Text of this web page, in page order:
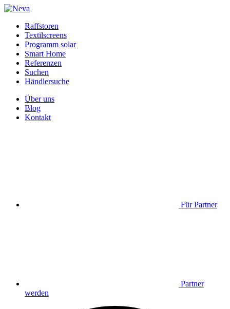
Raffstoren
Textilscreens
Programm solar
Smart Home
Referenzen
Suchen
Händlersuche
Über uns
Blog
Kontakt
Für Partner
Partner
werden